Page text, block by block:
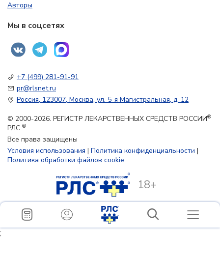
Авторы
Мы в соцсетях
+7 (499) 281-91-91
pr@rlsnet.ru
Россия, 123007, Москва, ул. 5-я Магистральная, д. 12
© 2000-2026. РЕГИСТР ЛЕКАРСТВЕННЫХ СРЕДСТВ РОССИИ®
РЛС ®
Все права защищены
Условия использования | Политика конфиденциальности |
Политика обработки файлов cookie
18+
;